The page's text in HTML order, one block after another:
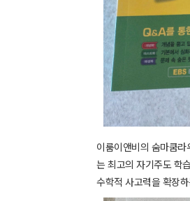
이룸이앤비의 숨마쿰
는 최고의 자기주도 학
수학적 사고력을 확장